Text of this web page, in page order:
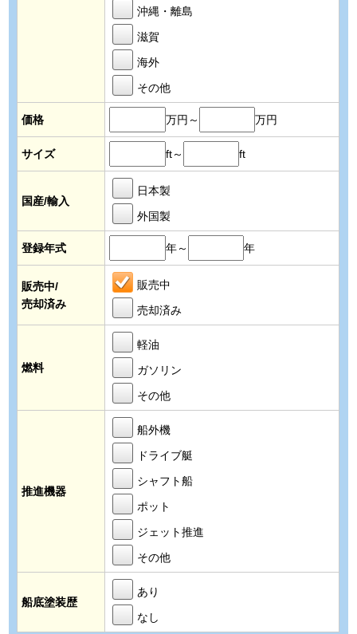
沖縄・離島
滋賀
海外
その他
価格 万円～ 万円
サイズ ft～ ft
国産/輸入
日本製
外国製
登録年式 年～ 年
販売中/
売却済み
販売中
売却済み
燃料
軽油
ガソリン
その他
推進機器
船外機
ドライブ艇
シャフト船
ポット
ジェット推進
その他
船底塗装歴
あり
なし